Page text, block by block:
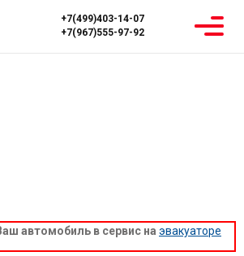
+7(499)403-14-07
+7(967)555-97-92
автомобиль в сервис на эвакуаторе